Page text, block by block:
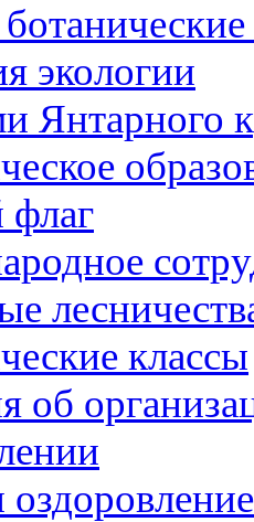
экологии
Янтарного
флаг
классы
об